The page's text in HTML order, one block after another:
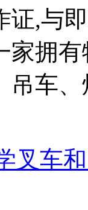
证,与
家拥
吊车
叉车